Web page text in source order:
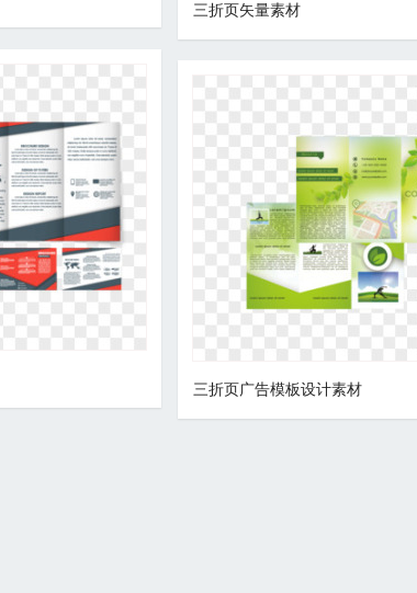
三折页矢量素材
三折页广告模板设计素材